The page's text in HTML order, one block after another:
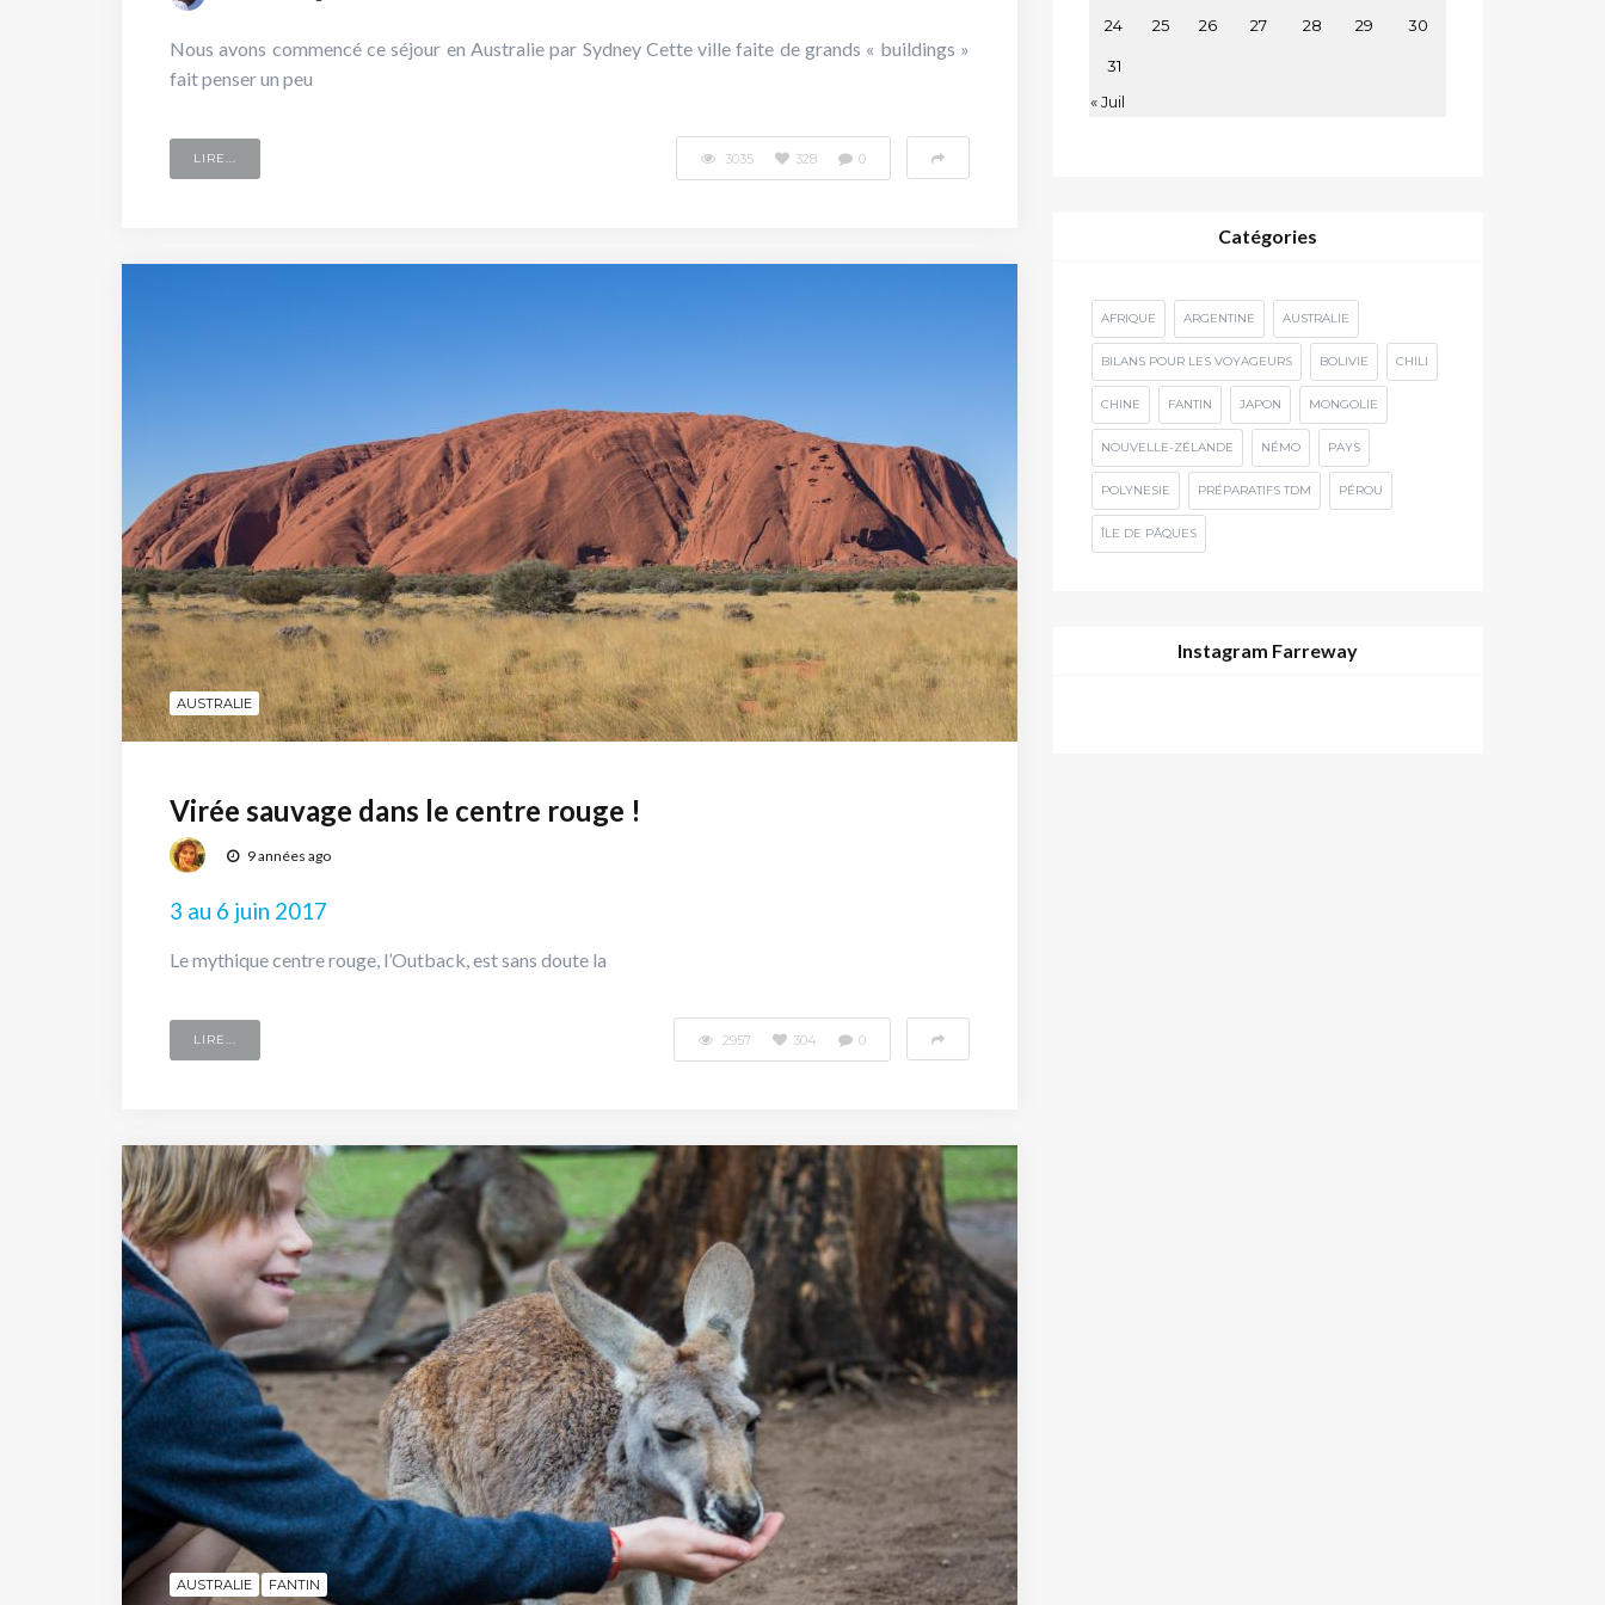
Nous avons commencé ce séjour en Australie par Sydney Cette ville faite de grands « buildings »
fait penser un peu
LIRE... 3035 328 0
AUSTRALIE
Virée sauvage dans le centre rouge !
9 années ago
3 au 6 juin 2017
Le mythique centre rouge, l’Outback, est sans doute la
LIRE... 2957 304 0
AUSTRALIE FANTIN
« Juil
24 25 26 27 28 29 30
31
Catégories
AFRIQUE ARGENTINE AUSTRALIE
BILANS POUR LES VOYAGEURS BOLIVIE CHILI
CHINE FANTIN JAPON MONGOLIE
NOUVELLE-ZÉLANDE NÉMO PAYS
POLYNESIE PRÉPARATIFS TDM PÉROU
ÎLE DE PÂQUES
Instagram Farreway